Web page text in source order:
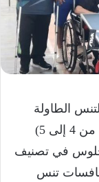
لتنس الطاولة
على كلاً من بنك القاهرة (جلوس تصنيف من 4 إلى 5)
(جلوس في تصنيف
منافسات تنس